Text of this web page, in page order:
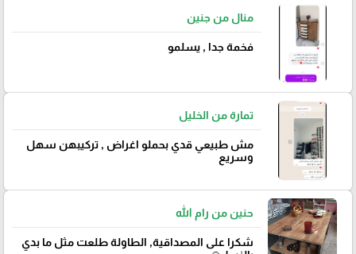
منال من جنين
فخمة جدا , يسلمو
تمارة من الخليل
مش طبيعي قدي بحملو اغراض , تركيبهن سهل
وسريع
حنين من رام الله
شكرا على المصداقية, الطاولة طلعت مثل ما بدي